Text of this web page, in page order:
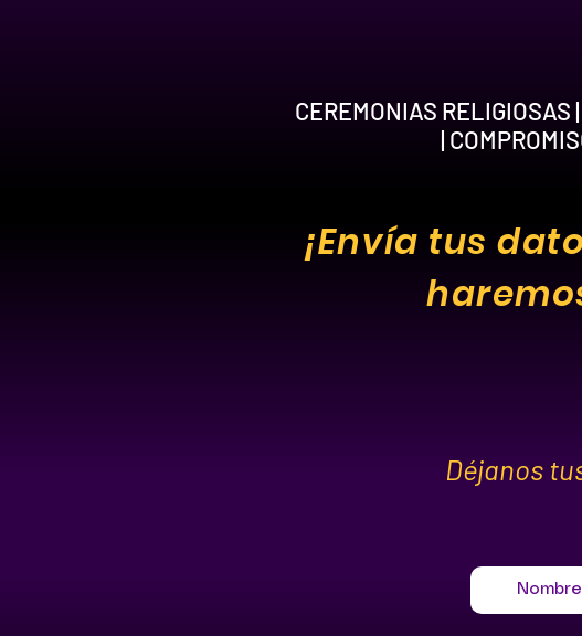
CEREMONIAS RELIGIOSAS
|
¡Envía tus
Déjanos